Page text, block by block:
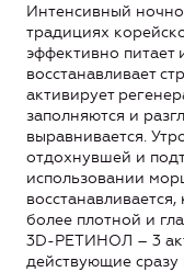
Интенсивный
традициях
эффективно питает
восстанавливает
активирует
заполняются и
выравнивается.
отдохнувшей и
использовании
более плотной и
3D-РЕТИНОЛ – 3
действующие